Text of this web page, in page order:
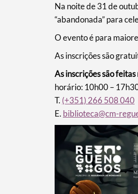
Na noite de 31 de
“abandonada” para
O evento é para
As inscrições são
As inscrições são
horário: 10h00 –
T. (+351) 266 508 040
E. biblioteca@cm-